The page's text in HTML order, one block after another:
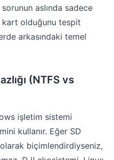
aslında sadece
kart olduğunu tespit
arkasındaki temel
(NTFS vs
işletim sistemi
kullanır. Eğer SD
olarak biçimlendirdiyseniz,